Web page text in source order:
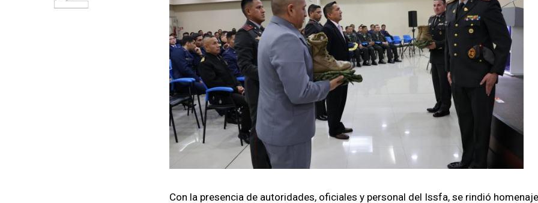
Con la pres­en­cia de autori­dades, ofi­ciales y per­son­al del Iss­fa, se rindió